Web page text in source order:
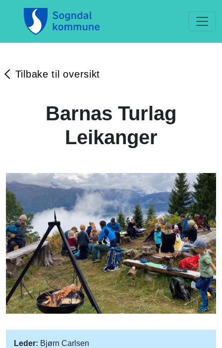
Tilbake til oversikt
Barnas Turlag
Leikanger
Leder: Bjørn Carlsen